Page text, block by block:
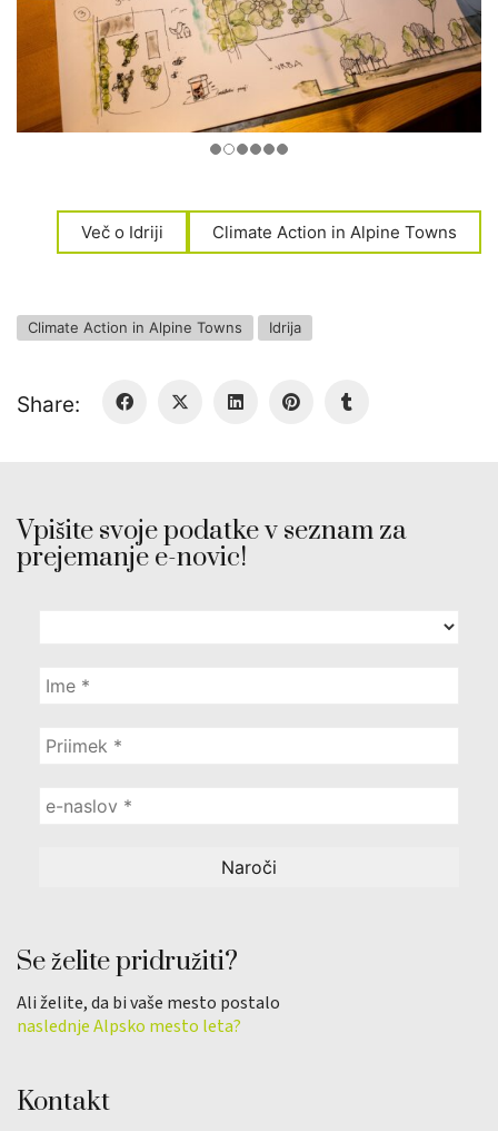
Climate Action in Alpine Towns
Več o Idriji
Climate Action in Alpine Towns Idrija
Share:
Vpišite svoje podatke v seznam za
prejemanje e-novic!
Se želite pridružiti?
Ali želite, da bi vaše mesto postalo
naslednje Alpsko mesto leta?
Kontakt